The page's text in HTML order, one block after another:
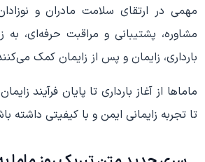
مهمی در ارتقای سلامت مادران و
مشاوره، پشتیبانی و مراقبت حرفه‌ای،
بارداری، زایمان و پس از زایمان کمک
ماماها از آغاز بارداری تا پایان فرآیند
تا تجربه زایمانی ایمن و با کیفیتی داشته